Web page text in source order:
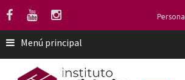
Saltar
contenido
Personal
Menú principal